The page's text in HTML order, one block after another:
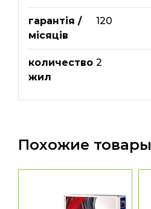
гарантія /
місяців
120
количество
жил
2
Похожие товары